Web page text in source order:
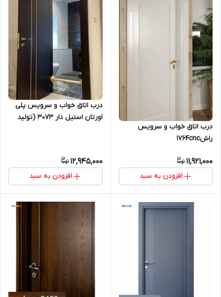
درب اتاق خواب و سرویس
راش1764cnc
11,921,000
افزودن به سبد
درب اتاق خواب و سرویس پلی
اورتان استیل دار 3073 (تولید
12,945,000
افزودن به سبد